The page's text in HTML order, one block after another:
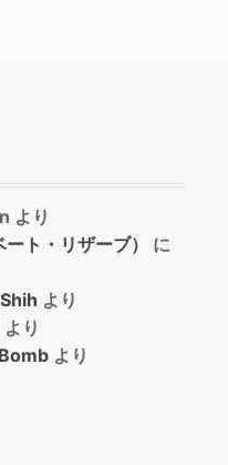
より
ト・リザーブ）
に
より
より
より